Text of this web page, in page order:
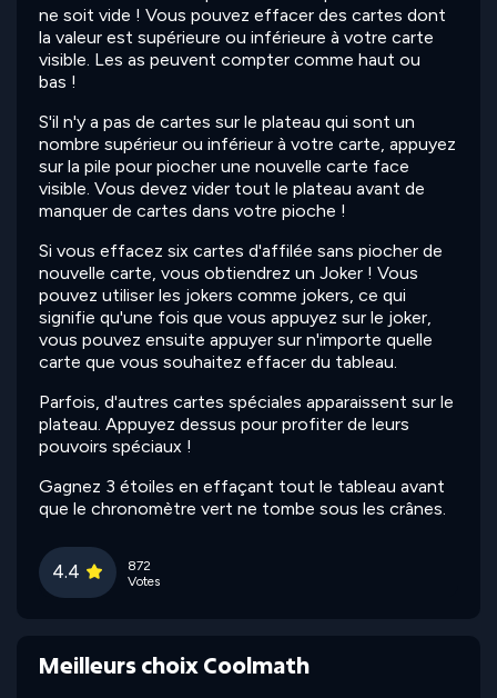
ne soit vide ! Vous pouvez effacer des cartes dont
la valeur est supérieure ou inférieure à votre carte
visible. Les as peuvent compter comme haut ou
bas !
S'il n'y a pas de cartes sur le plateau qui sont un
nombre supérieur ou inférieur à votre carte, appuyez
sur la pile pour piocher une nouvelle carte face
visible. Vous devez vider tout le plateau avant de
manquer de cartes dans votre pioche !
Si vous effacez six cartes d'affilée sans piocher de
nouvelle carte, vous obtiendrez un Joker ! Vous
pouvez utiliser les jokers comme jokers, ce qui
signifie qu'une fois que vous appuyez sur le joker,
vous pouvez ensuite appuyer sur n'importe quelle
carte que vous souhaitez effacer du tableau.
Parfois, d'autres cartes spéciales apparaissent sur le
plateau. Appuyez dessus pour profiter de leurs
pouvoirs spéciaux !
Gagnez 3 étoiles en effaçant tout le tableau avant
que le chronomètre vert ne tombe sous les crânes.
4.4
872
Votes
Meilleurs choix Coolmath